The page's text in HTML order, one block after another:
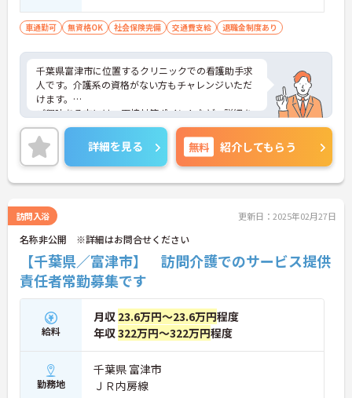
車通勤可 無資格OK 社会保険完備 交通費支給 退職金制度あり
千葉県富津市に位置するクリニックでの看護助手求
人です。介護系の資格がない方もチャレンジいただ
けます。
ご興味ある方には、面接対策ポイントなど、詳細を
お話しいたしますのでお気軽にご相談ください。
詳細を見る 無料 紹介してもらう
訪問入浴 更新日：2025年02月27日
名称非公開 ※詳細はお問合せください
【千葉県／富津市】 訪問介護でのサービス提供
責任者常勤募集です
給料
月収 23.6万円～23.6万円程度
年収322万円～322万円程度
勤務地
千葉県 富津市
ＪＲ内房線